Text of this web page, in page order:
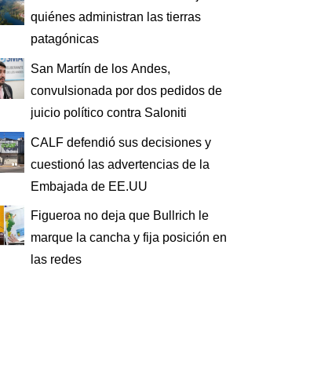
quiénes administran las tierras
patagónicas
San Martín de los Andes,
convulsionada por dos pedidos de
juicio político contra Saloniti
CALF defendió sus decisiones y
cuestionó las advertencias de la
Embajada de EE.UU
Figueroa no deja que Bullrich le
marque la cancha y fija posición en
las redes